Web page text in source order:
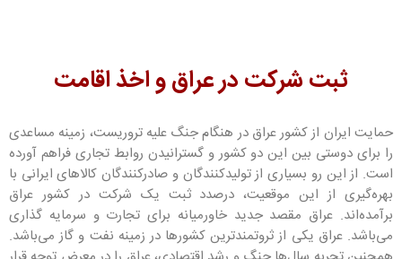
ثبت شرکت در عراق و اخذ اقامت
حمایت ایران از کشور عراق در هنگام جنگ علیه تروریست، زمینه مساعدی
را برای دوستی بین این دو کشور و گسترانیدن روابط تجاری فراهم آورده
است. از این رو بسیاری از تولیدکنندگان و صادرکنندگان کالاهای ایرانی با
بهره‌گیری از این موقعیت، درصدد ثبت یک شرکت در کشور عراق
برآمده‌اند. عراق مقصد جدید خاورمیانه برای تجارت و سرمایه گذاری
می‌باشد. عراق یکی از ثروتمندترین کشورها در زمینه نفت و گاز می‌باشد.